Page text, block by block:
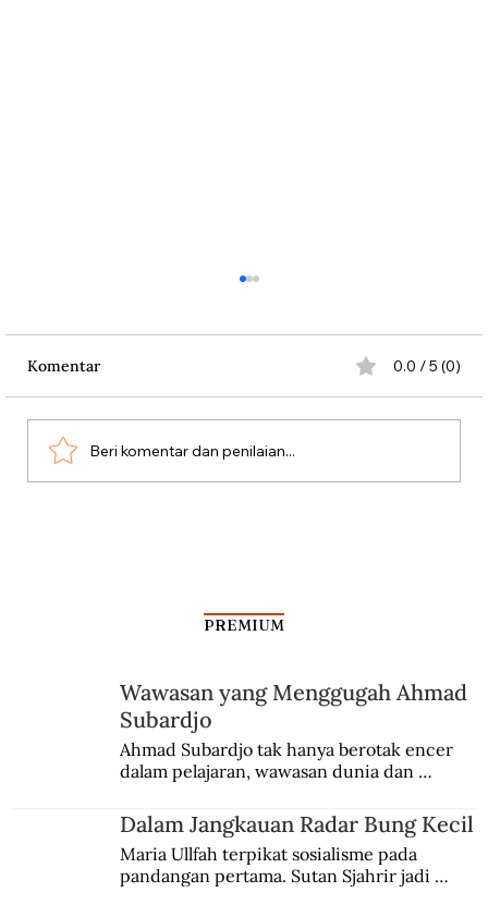
Komentar 0.0 / 5 (0)
Beri komentar dan penilaian...
PREMIUM
Wawasan yang Menggugah Ahmad
Subardjo
Ahmad Subardjo tak hanya berotak encer
dalam pelajaran, wawasan dunia dan
Jules Verne, Multatuli, hingga Sun Yat-sen.
Dalam Jangkauan Radar Bung Kecil
Maria Ullfah terpikat sosialisme pada
pandangan pertama. Sutan Sjahrir jadi